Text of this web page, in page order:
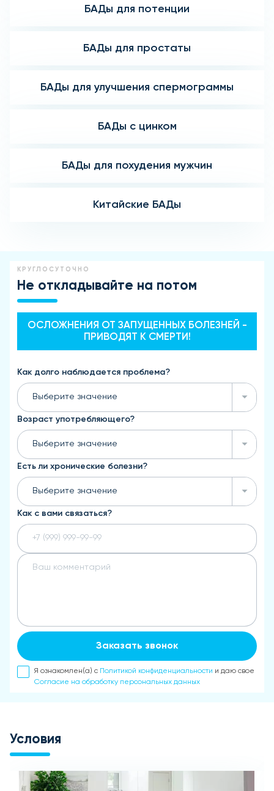
БАДы для потенции
БАДы для простаты
БАДы для улучшения спермограммы
БАДы с цинком
БАДы для похудения мужчин
Китайские БАДы
КРУГЛОСУТОЧНО
Не откладывайте на потом
ОСЛОЖНЕНИЯ ОТ ЗАПУЩЕННЫХ БОЛЕЗНЕЙ -
ПРИВОДЯТ К СМЕРТИ!
Как долго наблюдается проблема?
Выберите значение
Возраст употребляющего?
Выберите значение
Есть ли хронические болезни?
Выберите значение
Как с вами связаться?
Заказать звонок
Я ознакомлен(а) с Политикой конфиденциальности и даю свое
Согласие на обработку персональных данных
Условия